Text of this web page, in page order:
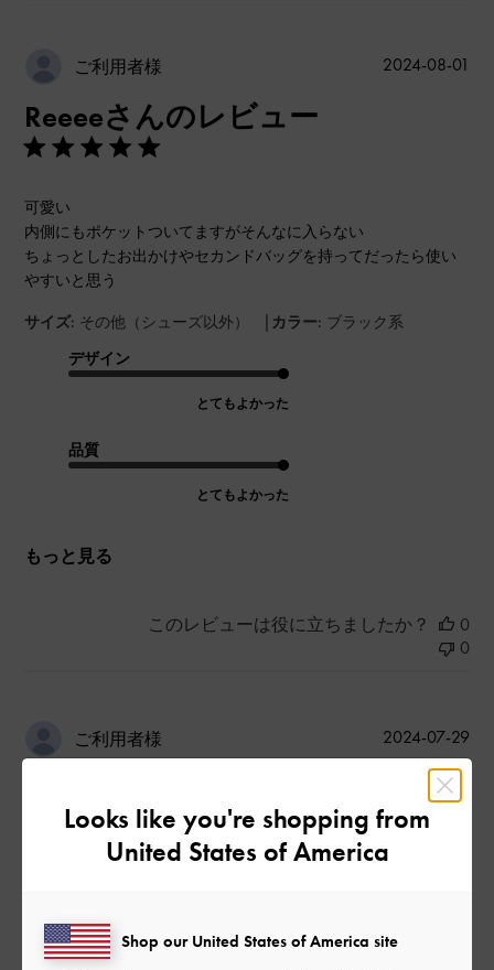
ご利用者様
Reeeeさんのレビュー
可愛い
内側にもポケットついてますがそんなに入らない
ちょっとしたお出かけやセカンドバッグを持ってだったら使い
やすいと思う
サイズ: その他（シューズ以外） | カラー: ブラック系
デザイン
とてもよかった
品質
とてもよかった
もっと見る
2024-08-01
このレビューは役に立ちましたか？
0
0
ご利用者様
サイズ: その他（シューズ以外） |カラー: ブラック系
公
開
2024-07-29
Looks like you're shopping from
United States of America
Shop our United States of America site